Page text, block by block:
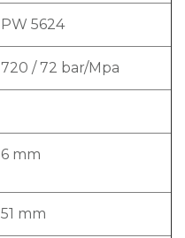
PW 5624
720 / 72 bar/Mpa
6 mm
51 mm